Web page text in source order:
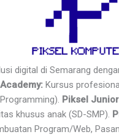
digital di Semarang
Kursus
Piksel
khusus anak (SD-SMP).
Program/Web,